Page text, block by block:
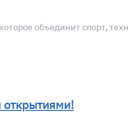
объединит спорт,
открытиями!